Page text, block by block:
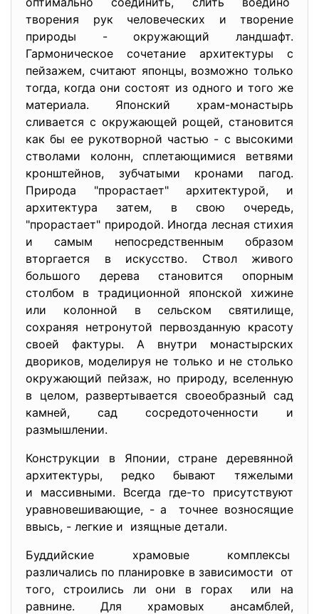
творения рук человеческих и творение
природы - окружающий ландшафт.
Гармоническое сочетание архитектуры с
пейзажем, считают японцы, возможно только
тогда, когда они состоят из одного и того же
материала. Японский храм-монастырь
сливается с окружающей рощей, становится
как бы ее рукотворной частью - с высокими
стволами колонн, сплетающимися ветвями
кронштейнов, зубчатыми кронами пагод.
Природа "прорастает" архитектурой, и
архитектура затем, в свою очередь,
"прорастает" природой. Иногда лесная стихия
и самым непосредственным образом
вторгается в искусство. Ствол живого
большого дерева становится опорным
столбом в традиционной японской хижине
или колонной в сельском святилище,
сохраняя нетронутой первозданную красоту
своей фактуры. А внутри монастырских
двориков, моделируя не только и не столько
окружающий пейзаж, но природу, вселенную
в целом, развертывается своеобразный сад
камней, сад сосредоточенности и
размышлении.
Конструкции в Японии, стране деревянной
архитектуры, редко бывают тяжелыми
и массивными. Всегда где-то присутствуют
уравновешивающие, - а точнее возносящие
ввысь, - легкие и изящные детали.
Буддийские храмовые комплексы
различались по планировке в зависимости от
того, строились ли они в горах или на
равнине. Для храмовых ансамблей,